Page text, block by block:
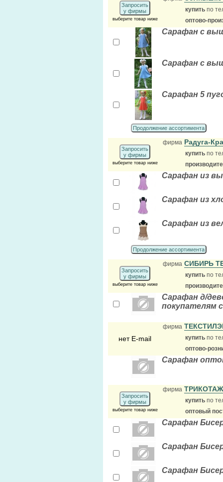
Запросить
у фирмы
выберите товар ниже
купить по
оптово-
Сарафан с
Сарафан с
Сарафан 5
Продолжение ассортимента
Запросить
у фирмы
выберите товар ниже
фирма Радуга-
купить по
Сарафан из
Сарафан из
Сарафан из
Продолжение ассортимента
Запросить
у фирмы
выберите товар ниже
фирма СИБИРЬ
купить по
Сарафан д/
покупателям
нет E-mail
фирма
купить по
оптово-
Сарафан
Запросить
у фирмы
выберите товар ниже
фирма
купить по
оптовый
Сарафан
Сарафан
Сарафан